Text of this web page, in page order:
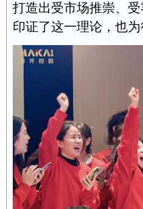
打造出受市场推崇、
印证了这一理论，也